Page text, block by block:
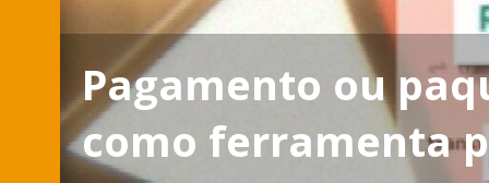
Pagamento ou
como ferramenta